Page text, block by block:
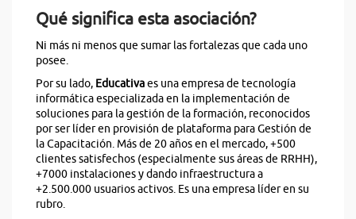
Qué significa esta asociación?
Ni más ni menos que sumar las fortalezas que cada uno
posee.
Por su lado, Educativaes una empresa de tecnología
informática especializada en la implementación de
soluciones para la gestión de la formación, reconocidos
por ser líder en provisión de plataforma para Gestión de
la Capacitación. Más de 20 años en el mercado, +500
clientes satisfechos (especialmente sus áreas de RRHH),
+7000 instalaciones y dando infraestructura a
+2.500.000 usuarios activos. Es una empresa líder en su
rubro.